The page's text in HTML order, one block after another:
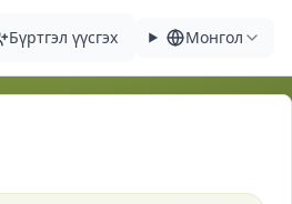
Бүртгэл үүсгэх Монгол